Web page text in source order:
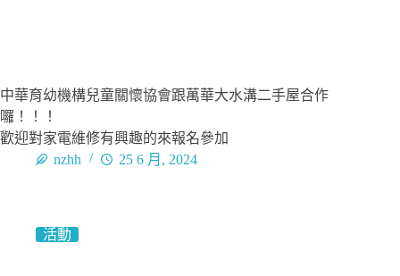
中華育幼機構兒童關懷協會跟萬華大水溝二手屋合作
囉！！！
歡迎對家電維修有興趣的來報名參加​
nzhh
25 6 月, 2024
活動